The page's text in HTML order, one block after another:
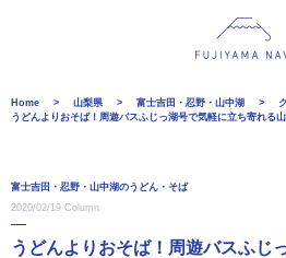
Home 山梨県 富士吉田・忍野・山中湖
うどんよりおそば！周遊バスふじっ湖号で気軽に立ち寄れる
富士吉田・忍野・山中湖のうどん・そば
2020/02/19 Column
うどんよりおそば！周遊バスふじ